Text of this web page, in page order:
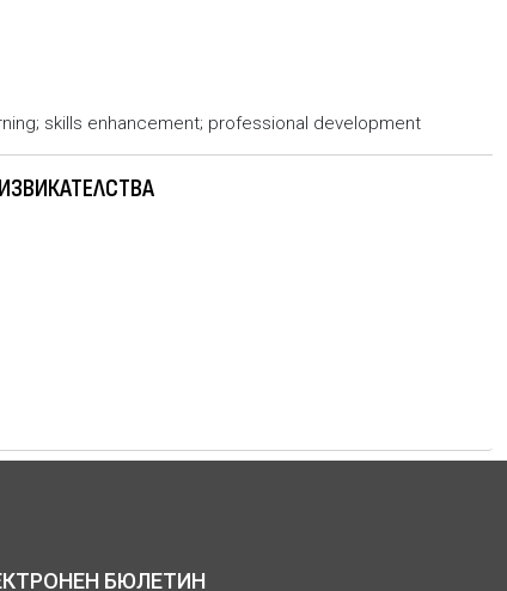
skills enhancement; professional development
БЮЛЕТИН